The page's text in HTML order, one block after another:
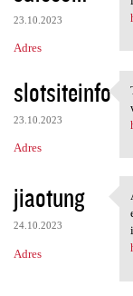
23.10.2023
Adres
slotsiteinfo
23.10.2023
Adres
jiaotung
24.10.2023
Adres